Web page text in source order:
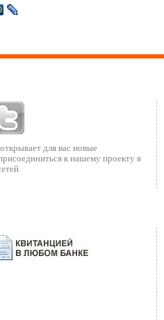
открывает для вас новые
к нашему проекту в